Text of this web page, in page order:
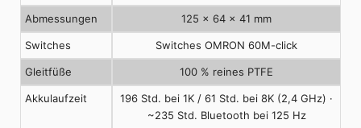
Abmessungen 125 × 64 × 41 mm
Switches Switches OMRON 60M-click
Gleitfüße 100 % reines PTFE
Akkulaufzeit
196 Std. bei 1K / 61 Std. bei 8K (2,4 GHz) ·
~235 Std. Bluetooth bei 125 Hz